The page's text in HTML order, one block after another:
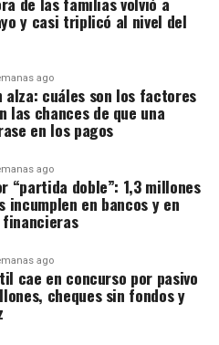
y casi triplicó al nivel del
ago
alza: cuáles son los factores
las chances de que una
en los pagos
ago
“partida doble”: 1,3 millones
incumplen en bancos y en
ago
cae en concurso por pasivo
cheques sin fondos y